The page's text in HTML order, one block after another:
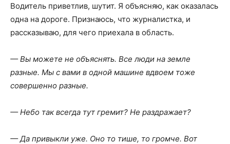
Водитель приветлив, шутит. Я объясняю, как оказалась
одна на дороге. Признаюсь, что журналистка, и
рассказываю, для чего приехала в область.
— Вы можете не объяснять. Все люди на земле
разные. Мы с вами в одной машине вдвоем тоже
совершенно разные.
— Небо так всегда тут гремит? Не раздражает?
— Да привыкли уже. Оно то тише, то громче. Вот